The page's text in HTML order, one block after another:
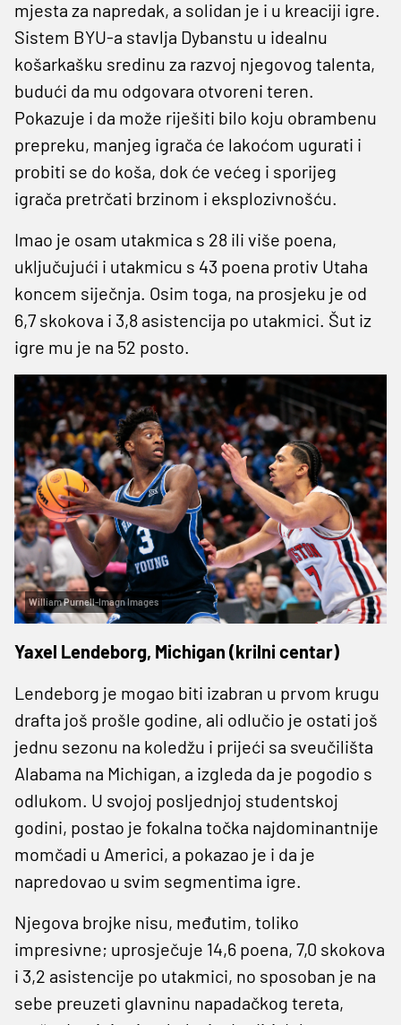
mjesta za napredak, a solidan je i u kreaciji igre.
Sistem BYU-a stavlja Dybanstu u idealnu
košarkašku sredinu za razvoj njegovog talenta,
budući da mu odgovara otvoreni teren.
Pokazuje i da može riješiti bilo koju obrambenu
prepreku, manjeg igrača će lakoćom ugurati i
probiti se do koša, dok će većeg i sporijeg
igrača pretrčati brzinom i eksplozivnošću.
Imao je osam utakmica s 28 ili više poena,
uključujući i utakmicu s 43 poena protiv Utaha
koncem siječnja. Osim toga, na prosjeku je od
6,7 skokova i 3,8 asistencija po utakmici. Šut iz
igre mu je na 52 posto.
William Purnell-Imagn Images
Yaxel Lendeborg, Michigan (krilni centar)
Lendeborg je mogao biti izabran u prvom krugu
drafta još prošle godine, ali odlučio je ostati još
jednu sezonu na koledžu i prijeći sa sveučilišta
Alabama na Michigan, a izgleda da je pogodio s
odlukom. U svojoj posljednjoj studentskoj
godini, postao je fokalna točka najdominantnije
momčadi u Americi, a pokazao je i da je
napredovao u svim segmentima igre.
Njegova brojke nisu, međutim, toliko
impresivne; uprosječuje 14,6 poena, 7,0 skokova
i 3,2 asistencije po utakmici, no sposoban je na
sebe preuzeti glavninu napadačkog tereta,